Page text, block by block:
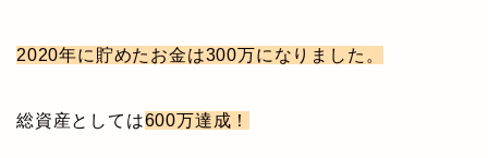
2020年に貯めたお金は300万になりました。
総資産としては600万達成！